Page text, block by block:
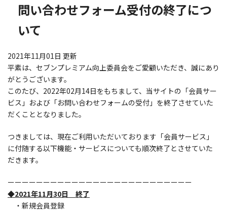
問い合わせフォーム受付の終了につ
いて
2021年11月01日 更新
平素は、セブンプレミアム向上委員会をご愛顧いただき、誠にあり
がとうございます。
このたび、 2022年02月14日をもちまして、当サイトの「会員サー
ビス」および「お問い合わせフォームの受付」を終了させていた
だくこととなりました。
つきましては、現在ご利用いただいております「会員サービス」
に付随する以下機能・サービスについても順次終了とさせていた
だきます。
ーーーーーーーーーーーーーーーーーーーーーーーーーー
◆2021年11月30日 終了
・新規会員登録